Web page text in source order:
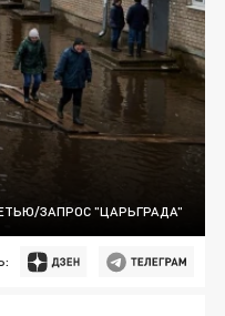
ЗАПРОС "ЦАРЬГРАДА"